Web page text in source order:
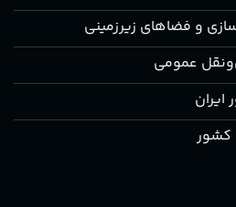
و فضاهای زیرزمینی
عمومی
کشور